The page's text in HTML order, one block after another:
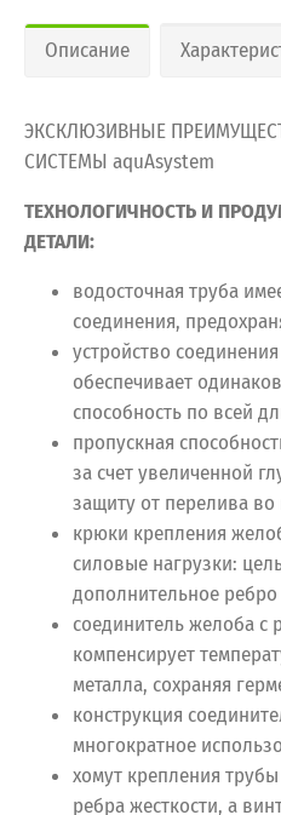
Описание
ЭКСКЛЮЗИВНЫЕ
СИСТЕМЫ aquAsystem
ТЕХНОЛОГИЧНОСТЬ И
ДЕТАЛИ:
водосточная труба
соединения,
устройство
обеспечивает
способность по всей
пропускная
за счет увеличенной
защиту от перелива
крюки крепления
силовые нагрузки:
дополнительное ребро
соединитель желоба с
компенсирует
металла, сохраняя
конструкция
многократное
хомут крепления
ребра жесткости, а